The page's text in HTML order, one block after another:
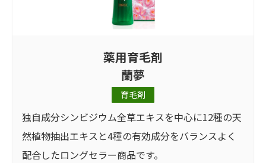
薬用育毛剤
蘭夢
育毛剤
独自成分シンビジウム全草エキスを中心に12種の天
然植物抽出エキスと4種の有効成分をバランスよく
配合したロングセラー商品です。